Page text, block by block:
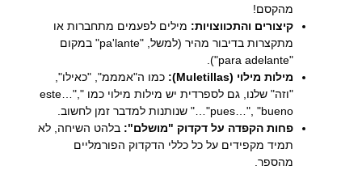
מהקסם!
קיצורים והתכווצויות: מילים לפעמים מתחברות או
מתקצרות בדיבור מהיר (למשל, "pa'lante" במקום
"para adelante").
מילות מילוי (Muletillas):
כמו ה"אמממ", "כאילו",
"וזה" שלנו, גם לספרדית יש מילות מילוי כמו "este…",
"pues…", "bueno…" שנותנות למדבר זמן לחשוב.
פחות הקפדה על דקדוק "מושלם": בלהט השיחה, לא
תמיד מקפידים על כל כללי הדקדוק הפורמליים
מהספר.